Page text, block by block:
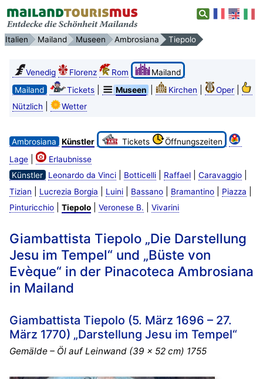
Italien Mailand Museen Ambrosiana Tiepolo
Venedig Florenz Rom
Mailand
Mailand
Tickets| Museen Kirchen Oper|
Nützlich Wetter
Ambrosiana Künstler Tickets
Öffnungszeiten
Lage|
Erlaubnisse
Künstler
Leonardo da Vinci| Botticelli| Raffael| Caravaggio|
Tizian Lucrezia Borgia Luini| Bassano| Bramantino| Piazza
Pinturicchio| Tiepolo| Veronese B. Vivarini
Giambattista Tiepolo „Die Darstellung
Jesu im Tempel“ und „Büste von
Evèque“ in der Pinacoteca Ambrosiana
in Mailand
Giambattista Tiepolo (5. März 1696 – 27.
März 1770) „Darstellung Jesu im Tempel“
Gemälde – Öl auf Leinwand (39 x 52 cm) 1755